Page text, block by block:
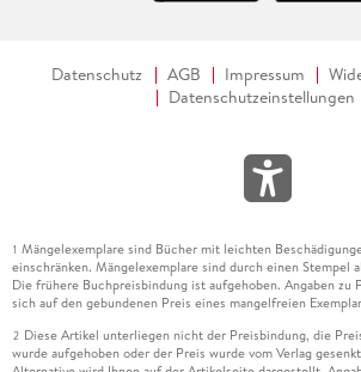
Datenschutz AGB Impressum
Datenschutzeinstellungen
1 Mängelexemplare sind Bücher mit leichten
einschränken. Mängelexemplare sind durch einen Stempel
Die frühere Buchpreisbindung ist aufgehoben. Angaben zu
sich auf den gebundenen Preis eines mangelfreien
2 Diese Artikel unterliegen nicht der Preisbindung, die
wurde aufgehoben oder der Preis wurde vom Verlag